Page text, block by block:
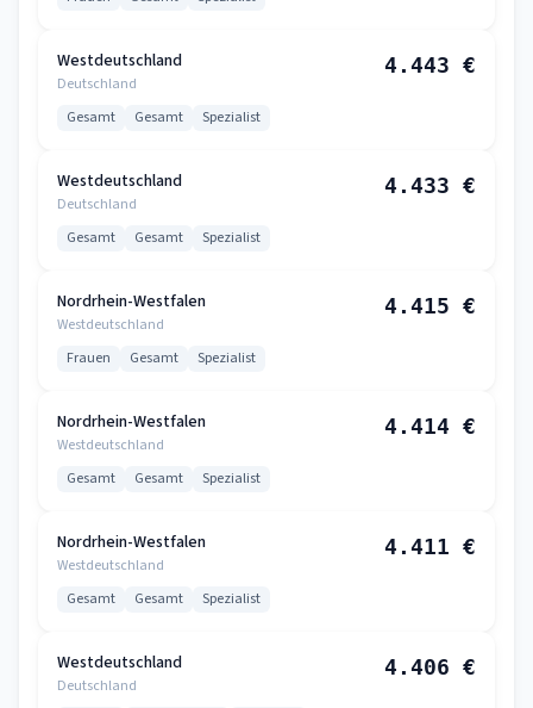
Westdeutschland
Deutschland
4.443 €
Gesamt Gesamt Spezialist
Westdeutschland
Deutschland
4.433 €
Gesamt Gesamt Spezialist
Nordrhein-Westfalen
Westdeutschland
4.415 €
Frauen Gesamt Spezialist
Nordrhein-Westfalen
Westdeutschland
4.414 €
Gesamt Gesamt Spezialist
Nordrhein-Westfalen
Westdeutschland
4.411 €
Gesamt Gesamt Spezialist
Westdeutschland
Deutschland
4.406 €